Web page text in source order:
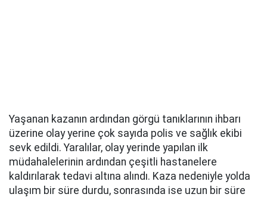
Yaşanan kazanın ardından görgü tanıklarının ihbarı
üzerine olay yerine çok sayıda polis ve sağlık ekibi
sevk edildi. Yaralılar, olay yerinde yapılan ilk
müdahalelerinin ardından çeşitli hastanelere
kaldırılarak tedavi altına alındı. Kaza nedeniyle yolda
ulaşım bir süre durdu, sonrasında ise uzun bir süre